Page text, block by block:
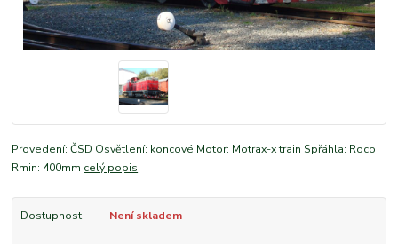
Provedení: ČSD Osvětlení: koncové Motor: Motrax-x train Spřáhla: Roco
Rmin: 400mm celý popis
Dostupnost Není skladem